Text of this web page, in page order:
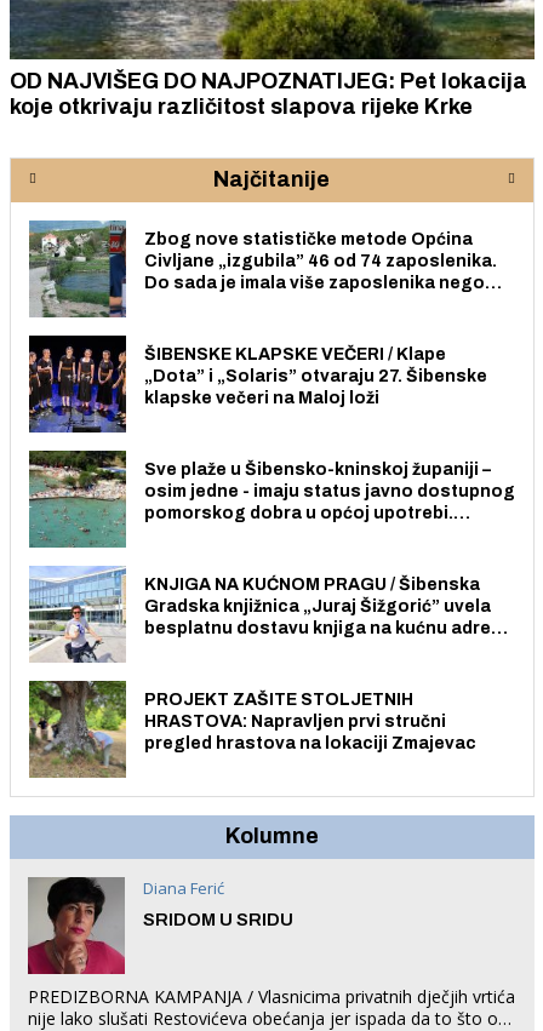
OD NAJVIŠEG DO NAJPOZNATIJEG: Pet lokacija
koje otkrivaju različitost slapova rijeke Krke
Najčitanije
Zbog nove statističke metode Općina
Civljane „izgubila” 46 od 74 zaposlenika.
Do sada je imala više zaposlenika nego
ŠIBENSKE KLAPSKE VEČERI / Klape
„Dota” i „Solaris” otvaraju 27. Šibenske
klapske večeri na Maloj loži
Sve plaže u Šibensko-kninskoj županiji –
osim jedne - imaju status javno dostupnog
pomorskog dobra u općoj upotrebi.
KNJIGA NA KUĆNOM PRAGU / Šibenska
Gradska knjižnica „Juraj Šižgorić” uvela
besplatnu dostavu knjiga na kućnu adresu
PROJEKT ZAŠITE STOLJETNIH
HRASTOVA: Napravljen prvi stručni
pregled hrastova na lokaciji Zmajevac
Kolumne
Diana Ferić
SRIDOM U SRIDU
PREDIZBORNA KAMPANJA / Vlasnicima privatnih dječjih vrtića
nije lako slušati Restovićeva obećanja jer ispada da to što oni